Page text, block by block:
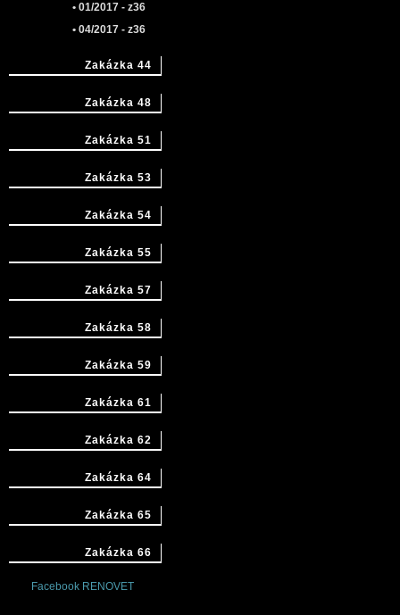
• 01/2017 - z36
• 04/2017 - z36
Zakázka 44
Zakázka 48
Zakázka 51
Zakázka 53
Zakázka 54
Zakázka 55
Zakázka 57
Zakázka 58
Zakázka 59
Zakázka 61
Zakázka 62
Zakázka 64
Zakázka 65
Zakázka 66
Facebook RENOVET